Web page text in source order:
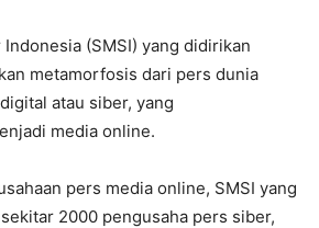
(SMSI) yang didirikan
metamorfosis dari pers dunia
atau siber, yang
media online.
pers media online, SMSI yang
2000 pengusaha pers siber,